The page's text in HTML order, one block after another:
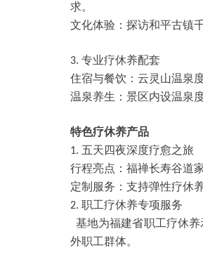
求。
文化体验：探访和平古镇
3. 专业疗休养配套
住宿与餐饮：云灵山温泉
温泉养生：景区内设温泉
特色疗休养产品
1. 五天四夜深度疗愈之旅
行程亮点：福禅长寿谷道
定制服务：支持弹性疗休
2. 职工疗休养专项服务
基地为福建省职工疗休
外职工群体。